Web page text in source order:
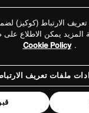
الارتباط (كوكيز)
المزيد يمكن الاطلاع
.
Cookie Policy
ملفات تعريف